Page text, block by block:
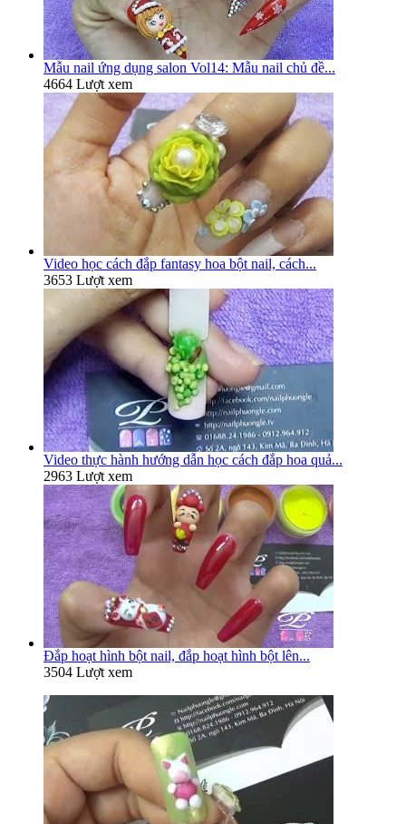
Mẫu nail ứng dụng salon Vol14: Mẫu nail chủ đề...
4664 Lượt xem
Video học cách đắp fantasy hoa bột nail, cách...
3653 Lượt xem
Video thực hành hướng dẫn học cách đắp hoa quả...
2963 Lượt xem
Đắp hoạt hình bột nail, đắp hoạt hình bột lên...
3504 Lượt xem